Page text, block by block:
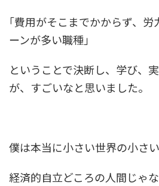
｢費用がそこまでかからず、労
ーンが多い職種｣
ということで決断し、学び、
が、すごいなと思いました。
僕は本当に小さい世界の小さ
経済的自立どころの人間じゃ